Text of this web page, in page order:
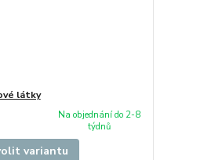
látky
Na objednání do 2-8
týdnů
variantu